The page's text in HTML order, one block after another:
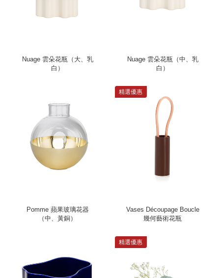
Nuage 雲朵花瓶（大、乳
白）
Nuage 雲朵花瓶（中、乳
白）
Pomme 蘋果玻璃花器
（中、黃銅）
精選優惠
Vases Découpage Boucle
幾何藝術花瓶
精選優惠